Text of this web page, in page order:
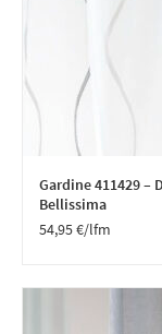
Gardine 411429 –
Bellissima
54,95€/lfm